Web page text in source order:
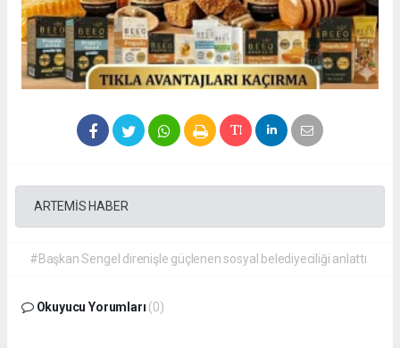
ARTEMİS HABER
#Başkan Sengel direnişle güçlenen sosyal belediyeciliği anlattı
Okuyucu Yorumları (0)